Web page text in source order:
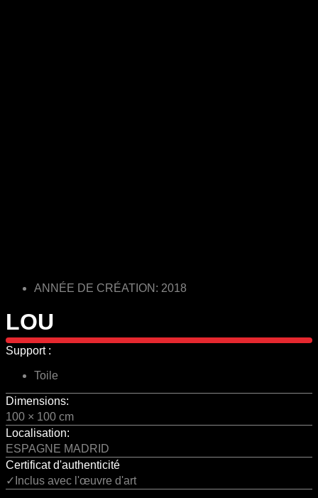
ANNÉE DE CRÉATION: 2018
LOU
Support :
Toile
Dimensions:
100 × 100 cm
Localisation:
ESPAGNE MADRID
Certificat d'authenticité
✓Inclus avec l'œuvre d'art